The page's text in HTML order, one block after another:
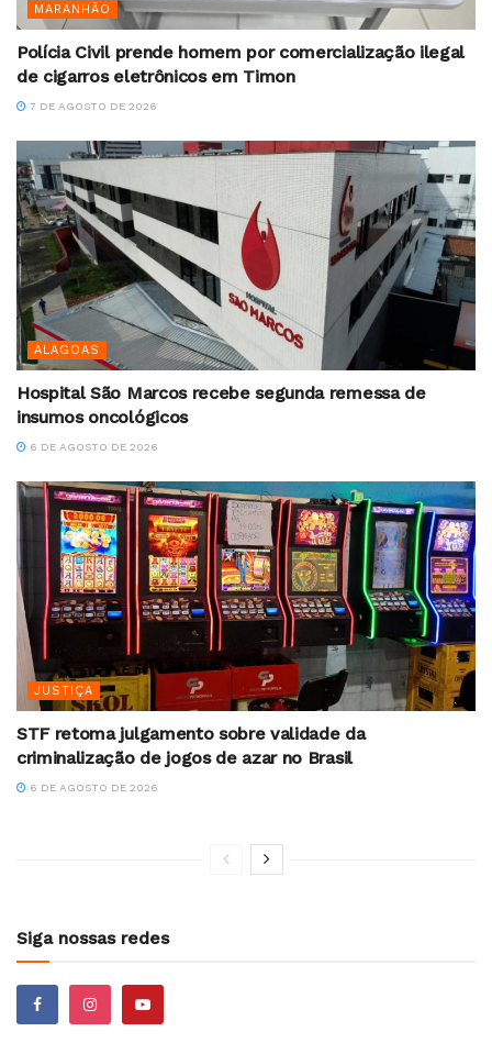
MARANHÃO
Polícia Civil prende homem por comercialização ilegal
de cigarros eletrônicos em Timon
7 DE AGOSTO DE 2026
ALAGOAS
Hospital São Marcos recebe segunda remessa de
insumos oncológicos
6 DE AGOSTO DE 2026
JUSTIÇA
STF retoma julgamento sobre validade da
criminalização de jogos de azar no Brasil
6 DE AGOSTO DE 2026
Siga nossas redes